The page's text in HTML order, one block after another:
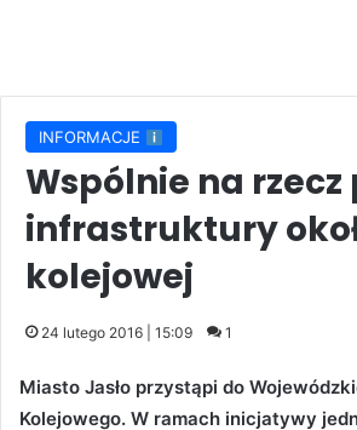
INFORMACJE
Wspólnie na
infrastruktury
kolejowej
24 lutego 2016 | 15:09 1
Miasto Jasło przystąpi do
Kolejowego. W ramach inicjatywy